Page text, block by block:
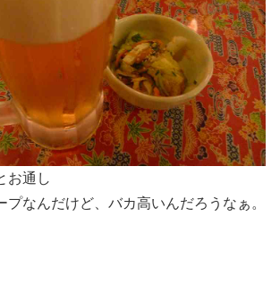
お通し
プなんだけど、バカ高いんだろうなぁ。